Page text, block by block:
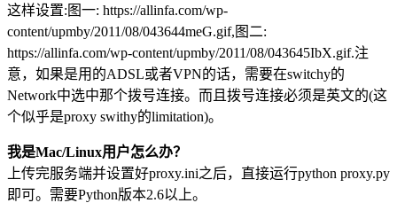
这样设置:图一: https://allinfa.com/wp-
content/upmby/2011/08/043644meG.gif,图二:
https://allinfa.com/wp-content/upmby/2011/08/043645IbX.gif.注
意，如果是用的ADSL或者VPN的话，需要在switchy的
Network中选中那个拨号连接。而且拨号连接必须是英文的(这
个似乎是proxy swithy的limitation)。
我是Mac/Linux用户怎么办？
上传完服务端并设置好proxy.ini之后，直接运行python proxy.py
即可。需要Python版本2.6以上。